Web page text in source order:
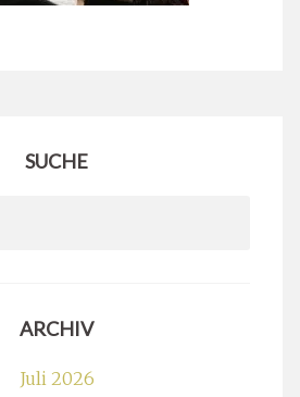
SUCHE
ARCHIV
Juli 2026